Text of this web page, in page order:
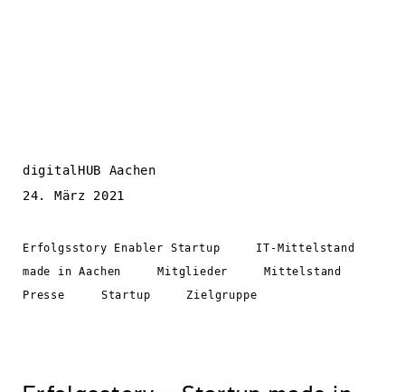
digitalHUB Aachen
24. März 2021
Erfolgsstory Enabler Startup
IT-Mittelstand
made in Aachen
Mitglieder
Mittelstand
Presse
Startup Zielgruppe